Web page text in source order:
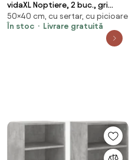
vidaXL Noptiere, 2 buc., gri
sonoma, 40x35x50 cm, lemn
compozit
50×40 cm, cu sertar, cu picioare
În stoc
Livrare gratuită